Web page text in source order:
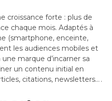
croissance forte : plus de
chaque mois. Adaptés à
(smartphone, enceinte,
les audiences mobiles et
marque d’incarner sa
un contenu initial en
citations, newsletters… .